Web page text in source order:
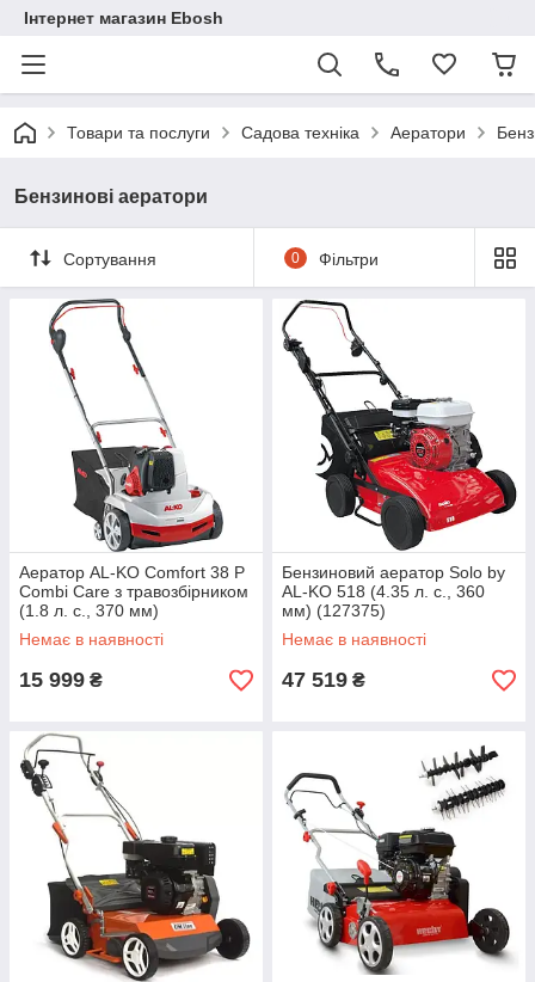
Інтернет магазин Ebosh
Товари та послуги Садова техніка Аератори
Бензинові аератори
Сортування 0 Фільтри
Аератор AL-KO Comfort 38 P
Combi Care з травозбірником
(1.8 л. с., 370 мм)
Немає в наявності
15 999 ₴
Бензиновий аератор Solo by
AL-KO 518 (4.35 л. с., 360
мм) (127375)
Немає в наявності
47 519 ₴